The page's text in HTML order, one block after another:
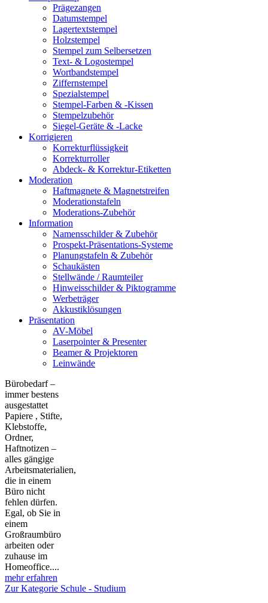
Prägezangen
Datumstempel
Lagertextstempel
Holzstempel
Stempel zum Selbersetzen
Text- & Logostempel
Wortbandstempel
Ziffernstempel
Spezialstempel
Stempel-Farben & -Kissen
Stempelzubehör
Siegel-Geräte & -Lacke
Korrigieren
Korrekturflüssigkeit
Korrekturroller
Abdeck- & Korrektur-Etiketten
Moderation
Haftmagnete & Magnetstreifen
Moderationstafeln
Moderations-Zubehör
Information
Namensschilder & Zubehör
Prospekt-Präsentations-Systeme
Planungstafeln & Zubehör
Schaukästen
Stellwände / Raumteiler
Hinweisschilder & Piktogramme
Werbeträger
Akkustiklösungen
Präsentation
AV-Möbel
Laserpointer & Presenter
Beamer & Projektoren
Leinwände
Bürobedarf –
immer bestens
ausgestattet
Papiere , Stifte,
Klebstoffe,
Ordner,
Haftnotizen –
alles gängige
Arbeitsmaterialien,
die in einem
Büro nicht
fehlen dürfen.
Egal, ob Sie in
einem
Großraumbüro
arbeiten oder
zuhause im
Homeoffice....
mehr erfahren
Zur Kategorie Schule - Studium